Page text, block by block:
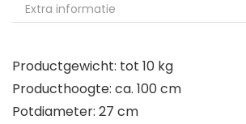
Extra informatie
Productgewicht: tot 10 kg
Producthoogte: ca. 100 cm
Potdiameter: 27 cm